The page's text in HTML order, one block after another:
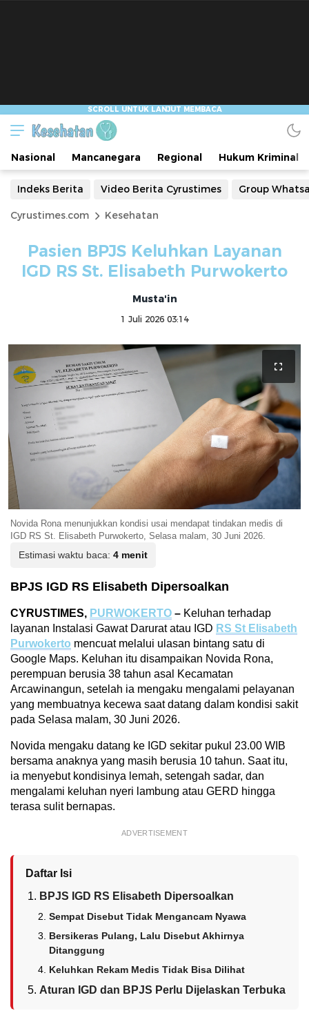
Nasional Mancanegara Regional Hukum Kriminal
Indeks Berita Video Berita Cyrustimes Group
Cyrustimes.com Kesehatan
Pasien BPJS Keluhkan Layanan
IGD RS St. Elisabeth Purwokerto
Musta'in
1 Juli 2026 03:14
Novida Rona menunjukkan kondisi usai mendapat tindakan medis di
IGD RS St. Elisabeth Purwokerto, Selasa malam, 30 Juni 2026.
Estimasi waktu baca: 4 menit
BPJS IGD RS Elisabeth Dipersoalkan
CYRUSTIMES, PURWOKERTO – Keluhan terhadap
layanan Instalasi Gawat Darurat atau IGD RS St Elisabeth
Purwokerto mencuat melalui ulasan bintang satu di
Google Maps. Keluhan itu disampaikan Novida Rona,
perempuan berusia 38 tahun asal Kecamatan
Arcawinangun, setelah ia mengaku mengalami pelayanan
yang membuatnya kecewa saat datang dalam kondisi sakit
pada Selasa malam, 30 Juni 2026.
Novida mengaku datang ke IGD sekitar pukul 23.00 WIB
bersama anaknya yang masih berusia 10 tahun. Saat itu,
ia menyebut kondisinya lemah, setengah sadar, dan
mengalami keluhan nyeri lambung atau GERD hingga
terasa sulit bernapas.
ADVERTISEMENT
Daftar Isi
BPJS IGD RS Elisabeth Dipersoalkan
Sempat Disebut Tidak Mengancam Nyawa
Bersikeras Pulang, Lalu Disebut Akhirnya
Ditanggung
Keluhkan Rekam Medis Tidak Bisa Dilihat
Aturan IGD dan BPJS Perlu Dijelaskan Terbuka